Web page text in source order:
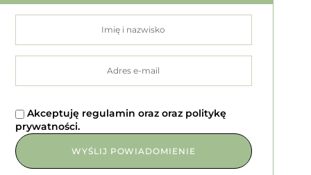
Akceptuję regulamin oraz oraz politykę
prywatności.